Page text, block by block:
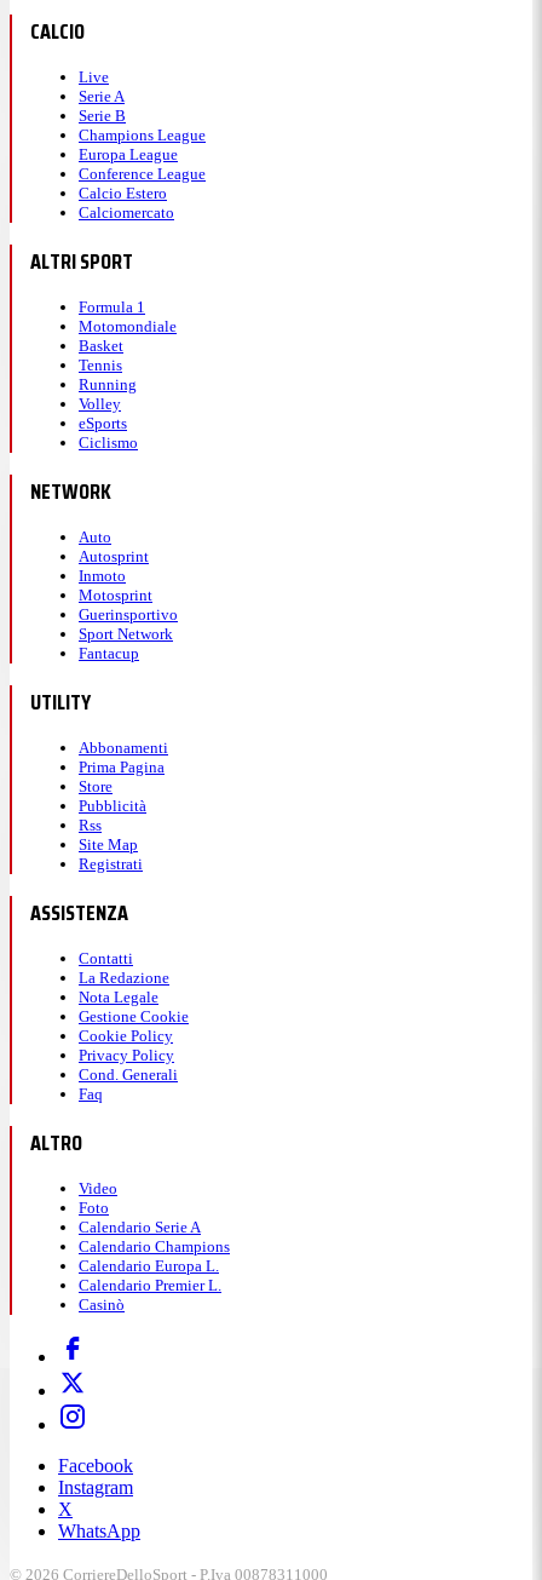
CALCIO
Live
Serie A
Serie B
Champions League
Europa League
Conference League
Calcio Estero
Calciomercato
ALTRI SPORT
Formula 1
Motomondiale
Basket
Tennis
Running
Volley
eSports
Ciclismo
NETWORK
Auto
Autosprint
Inmoto
Motosprint
Guerinsportivo
Sport Network
Fantacup
UTILITY
Abbonamenti
Prima Pagina
Store
Pubblicità
Rss
Site Map
Registrati
ASSISTENZA
Contatti
La Redazione
Nota Legale
Gestione Cookie
Cookie Policy
Privacy Policy
Cond. Generali
Faq
ALTRO
Video
Foto
Calendario Serie A
Calendario Champions
Calendario Europa L.
Calendario Premier L.
Casinò
Facebook
Instagram
X
WhatsApp
© 2026 CorriereDelloSport - P.Iva 00878311000